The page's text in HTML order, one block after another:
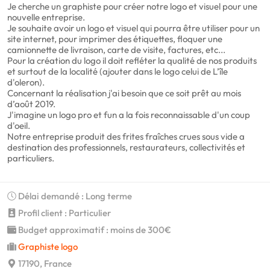
Je cherche un graphiste pour créer notre logo et visuel pour une
nouvelle entreprise.
Je souhaite avoir un logo et visuel qui pourra être utiliser pour un
site internet, pour imprimer des étiquettes, floquer une
camionnette de livraison, carte de visite, factures, etc...
Pour la création du logo il doit refléter la qualité de nos produits
et surtout de la localité (ajouter dans le logo celui de L’île
d'oleron).
Concernant la réalisation j'ai besoin que ce soit prêt au mois
d’août 2019.
J'imagine un logo pro et fun a la fois reconnaissable d'un coup
d'oeil.
Notre entreprise produit des frites fraîches crues sous vide a
destination des professionnels, restaurateurs, collectivités et
particuliers.
Délai demandé : Long terme
Profil client : Particulier
Budget approximatif : moins de 300€
Graphiste logo
17190, France